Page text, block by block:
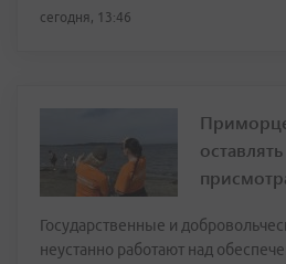
сегодня, 13:46
Государственные и
неустанно работают над